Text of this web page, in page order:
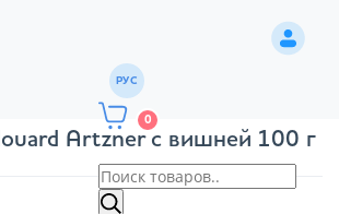
РУС
0
Artzner с вишней 100 г